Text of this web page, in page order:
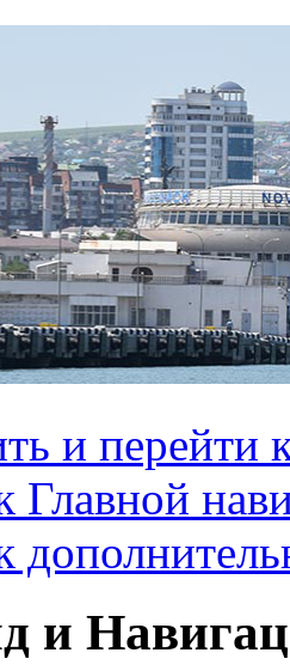
и перейти
Главной
и